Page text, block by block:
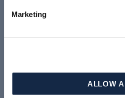
Marketing
ALLOW
Archivio